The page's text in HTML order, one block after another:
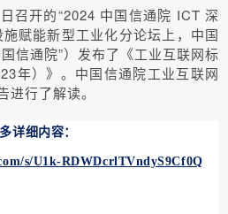
召开的“2024 中国信通院 ICT 深
赋能新型工业化分论坛上，中国
信通院”）发布了《工业互联网标
年）》。中国信通院工业互联网
行了解读。
详细内容：
s/U1k-RDWDcrlTVndyS9Cf0Q